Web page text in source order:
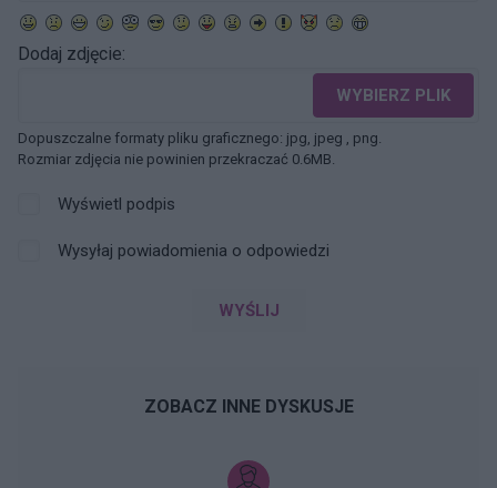
Dodaj zdjęcie:
WYBIERZ PLIK
Dopuszczalne formaty pliku graficznego: jpg, jpeg , png.
Rozmiar zdjęcia nie powinien przekraczać 0.6MB.
Wyświetl podpis
Wysyłaj powiadomienia o odpowiedzi
WYŚLIJ
ZOBACZ INNE DYSKUSJE